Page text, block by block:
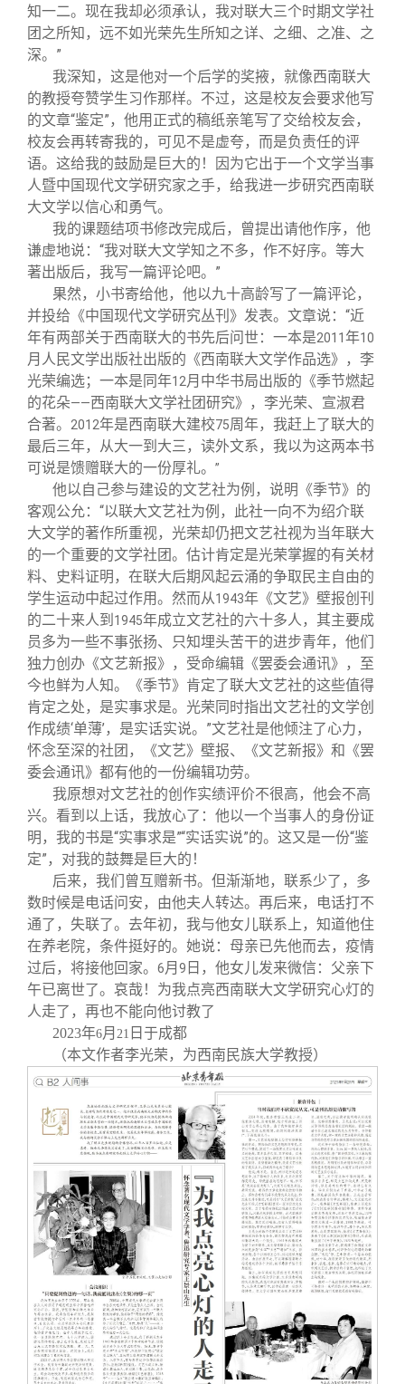
知一二。现在我却必须承认，我对联大三个时期文学社
团之所知，远不如光荣先生所知之详、之细、之准、之
深。”
我深知，这是他对一个后学的奖掖，就像西南联大
的教授夸赞学生习作那样。不过，这是校友会要求他写
的文章“鉴定”，他用正式的稿纸亲笔写了交给校友会，
校友会再转寄我的，可见不是虚夸，而是负责任的评
语。这给我的鼓励是巨大的！因为它出于一个文学当事
人暨中国现代文学研究家之手，给我进一步研究西南联
大文学以信心和勇气。
我的课题结项书修改完成后，曾提出请他作序，他
谦虚地说：“我对联大文学知之不多，作不好序。等大
著出版后，我写一篇评论吧。”
果然，小书寄给他，他以九十高龄写了一篇评论，
并投给《中国现代文学研究丛刊》发表。文章说：“近
年有两部关于西南联大的书先后问世：一本是2011 年10
月人民文学出版社出版的《西南联大文学作品选》，李
光荣编选；一本是同年12月中华书局出版的《季节燃起
的花朵——西南联大文学社团研究》，李光荣、宣淑君
合著。 2012年是西南联大建校75周年，我赶上了联大的
最后三年，从大一到大三，读外文系，我以为这两本书
可说是馈赠联大的一份厚礼。 ”
他以自己参与建设的文艺社为例，说明《季节》的
客观公允：“以联大文艺社为例，此社一向不为绍介联
大文学的著作所重视，光荣却仍把文艺社视为当年联大
的一个重要的文学社团。估计肯定是光荣掌握的有关材
料、史料证明，在联大后期风起云涌的争取民主自由的
学生运动中起过作用。然而从1943年《文艺》壁报创刊
的二十来人到 1945年成立文艺社的六十多人，其主要成
员多为一些不事张扬、只知埋头苦干的进步青年，他们
独力创办《文艺新报》，受命编辑《罢委会通讯》，至
今也鲜为人知。《季节》肯定了联大文艺社的这些值得
肯定之处，是实事求是。光荣同时指出文艺社的文学创
作成绩‘单薄’，是实话实说。”文艺社是他倾注了心力，
怀念至深的社团，《文艺》壁报、《文艺新报》和《罢
委会通讯》都有他的一份编辑功劳。
我原想对文艺社的创作实绩评价不很高，他会不高
兴。看到以上话，我放心了：他以一个当事人的身份证
明，我的书是“实事求是”“实话实说”的。这又是一份“鉴
定”，对我的鼓舞是巨大的！
后来，我们曾互赠新书。但渐渐地，联系少了，多
数时候是电话问安，由他夫人转达。再后来，电话打不
通了，失联了。去年初，我与他女儿联系上，知道他住
在养老院，条件挺好的。她说：母亲已先他而去，疫情
过后，将接他回家。 6月 9 日，他女儿发来微信：父亲下
午已离世了。哀哉！为我点亮西南联大文学研究心灯的
人走了，再也不能向他讨教了
2023年6月 21 日于成都
（本文作者李光荣，为西南民族大学教授）